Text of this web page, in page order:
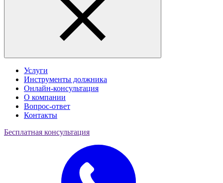
Услуги
Инструменты должника
Онлайн-консультация
О компании
Вопрос-ответ
Контакты
Бесплатная консультация